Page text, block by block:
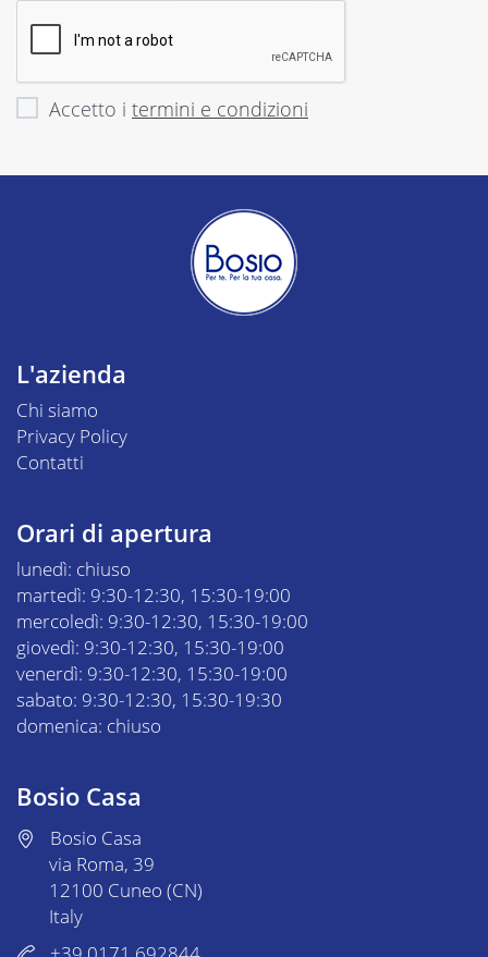
Accetto i termini e condizioni
L'azienda
Chi siamo
Privacy Policy
Contatti
Orari di apertura
lunedì: chiuso
martedì: 9:30-12:30, 15:30-19:00
mercoledì: 9:30-12:30, 15:30-19:00
giovedì: 9:30-12:30, 15:30-19:00
venerdì: 9:30-12:30, 15:30-19:00
sabato: 9:30-12:30, 15:30-19:30
domenica: chiuso
Bosio Casa
Bosio Casa
via Roma, 39
12100 Cuneo (CN)
Italy